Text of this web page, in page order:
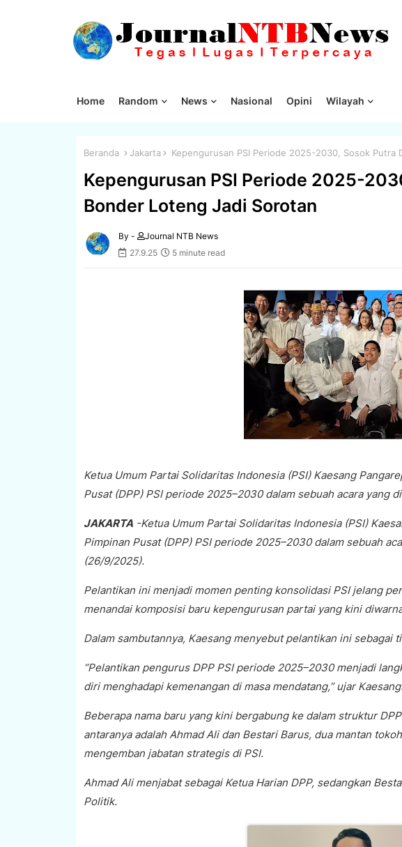
Home Random News Nasional Opini Wilayah
Beranda Jakarta Kepengurusan PSI Periode 2025-2030, Sosok Putra
Kepengurusan PSI Periode 2025-
Bonder Loteng Jadi Sorotan
By -
Journal NTB News
27.9.25
5 minute read
Ketua Umum Partai Solidaritas Indonesia (PSI) Kaesang
Pusat (DPP) PSI periode 2025–2030 dalam sebuah acara yang
JAKARTA-Ketua Umum Partai Solidaritas Indonesia (PSI)
Pimpinan Pusat (DPP) PSI periode 2025–2030 dalam sebuah
(26/9/2025).
Pelantikan ini menjadi momen penting konsolidasi PSI jelang
menandai komposisi baru kepengurusan partai yang kini
Dalam sambutannya, Kaesang menyebut pelantikan ini sebagai
“Pelantikan pengurus DPP PSI periode 2025–2030 menjadi
diri menghadapi kemenangan di masa mendatang,” ujar
Beberapa nama baru yang kini bergabung ke dalam struktur
antaranya adalah Ahmad Ali dan Bestari Barus, dua mantan
mengemban jabatan strategis di PSI.
Ahmad Ali menjabat sebagai Ketua Harian DPP, sedangkan
Politik.